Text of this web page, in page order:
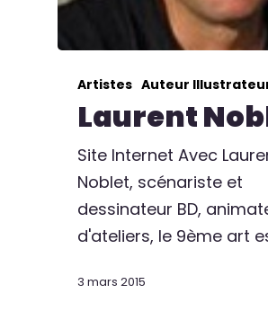
Artistes Auteur
Laurent
Site Internet Avec
Noblet, scénariste et
dessinateur BD,
d'ateliers, le 9ème art
3 mars 2015